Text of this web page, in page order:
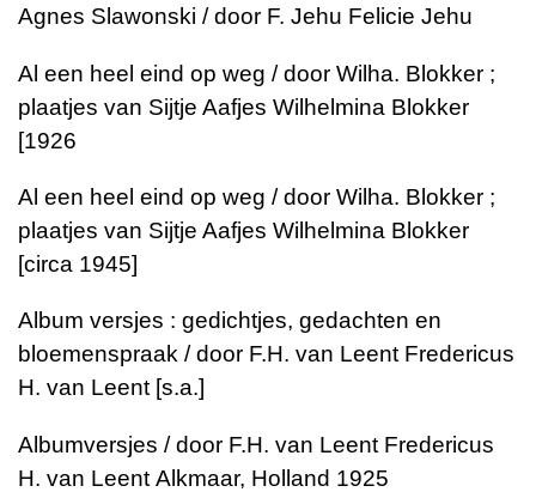
Agnes Slawonski / door F. Jehu Felicie Jehu
Al een heel eind op weg / door Wilha. Blokker ;
plaatjes van Sijtje Aafjes Wilhelmina Blokker
[1926
Al een heel eind op weg / door Wilha. Blokker ;
plaatjes van Sijtje Aafjes Wilhelmina Blokker
[circa 1945]
Album versjes : gedichtjes, gedachten en
bloemenspraak / door F.H. van Leent Fredericus
H. van Leent [s.a.]
Albumversjes / door F.H. van Leent Fredericus
H. van Leent Alkmaar, Holland 1925